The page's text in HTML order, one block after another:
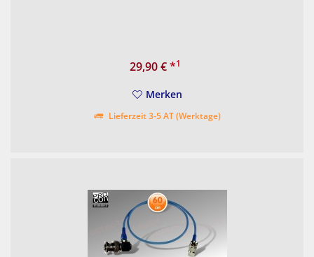
29,90 €*1
Merken
Lieferzeit 3-5 AT (Werktage)